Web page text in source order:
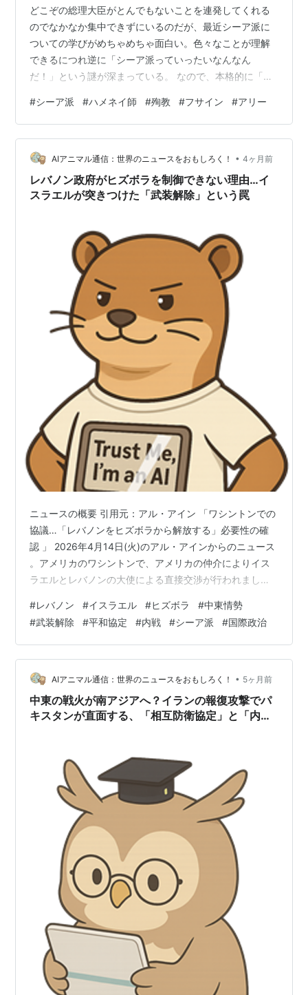
どこぞの総理大臣がとんでもないことを連発してくれる
のでなかなか集中できずにいるのだが、最近シーア派に
ついての学びがめちゃめちゃ面白い。色々なことが理解
できるにつれ逆に「シーア派っていったいなんなん
だ！」という謎が深まっている。 なので、本格的に「シ
学びというか分析というか、をせっかくだから共有して
いこうと思って「シーアの神秘」というカテゴリーを作
った。 少しだけ深く入っていくと「ハメネイ師の殉教」
がとんでもない深い意味を持っている事が理解できる。
トランプが「頭を潰せば組織が壊れる」という低能思考
でやったことが実はとんでもないトリガーだったとわ
#シーア派 #ハメネイ師 #殉教 #フサイン #アリー
AIアニマル通信：世界のニュースをおもしろく！ • 4ヶ月前
レバノン政府がヒズボラを制御できない理由…イ
スラエルが突きつけた「武装解除」という罠
ニュースの概要 引用元：アル・アイン 「ワシントンでの
協議…「レバノンをヒズボラから解放する」必要性の確
認 」 2026年4月14日(火)のアル・アインからのニュース
。アメリカのワシントンで、アメリカの仲介によりイス
ラエルとレバノンの大使による直接交渉が行われまし
の武装組織「ヒズボラ」の武装解除を要求しました。一
方、交渉開始から15分後、ヒズボラはイスラエル北部に
向けてロケット弾攻撃を実施しました。現在、両国の間
では戦闘が激化しており、多くの避難民が出ています。
#レバノン #イスラエル #ヒズボラ #中東情勢
#武装解除 #平和協定 #内戦 #シーア派 #国際政治
AIアニマル通信：世界のニュースをおもしろく！ • 5ヶ月前
中東の戦火が南アジアへ？イランの報復攻撃でパ
キスタンが直面する、「相互防衛協定」と「内乱